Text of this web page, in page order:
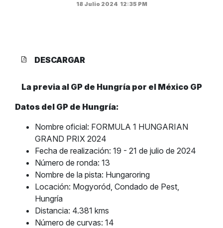
18 Julio 2024 12:35 PM
DESCARGAR
La previa al GP de Hungría por el México GP
Datos del GP de Hungría:
Nombre oficial: FORMULA 1 HUNGARIAN
GRAND PRIX 2024
Fecha de realización: 19 - 21 de julio de 2024
Número de ronda: 13
Nombre de la pista: Hungaroring
Locación: Mogyoród, Condado de Pest,
Hungría
Distancia: 4.381 kms
Número de curvas: 14